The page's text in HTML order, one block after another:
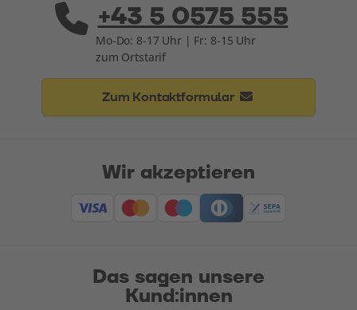
+43 5 0575 555
Mo-Do: 8-17 Uhr | Fr: 8-15 Uhr
zum Ortstarif
Zum Kontaktformular
Das sagen unsere
Kund:innen
Wir akzeptieren